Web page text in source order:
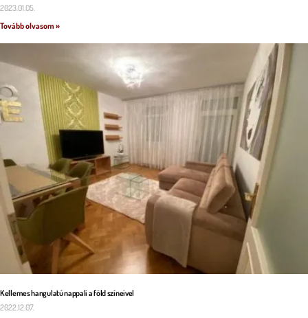
2023.01.05.
Tovább olvasom »
Kellemes hangulatú nappali a föld színeivel
2022.12.07.